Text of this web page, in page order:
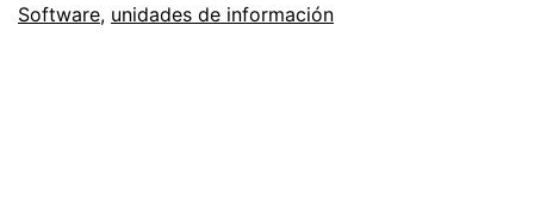
Software, unidades de información